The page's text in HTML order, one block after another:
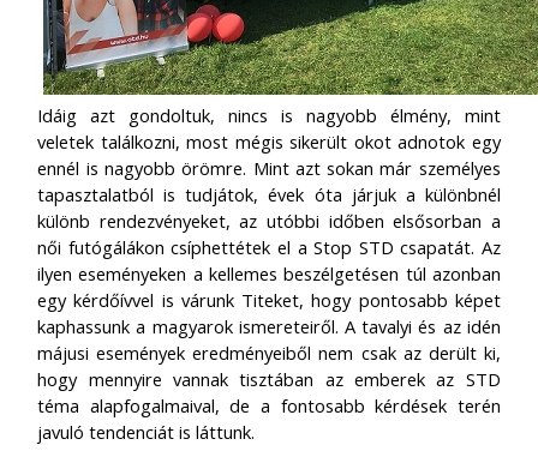
Idáig azt gondoltuk, nincs is nagyobb élmény, mint
veletek találkozni, most mégis sikerült okot adnotok egy
ennél is nagyobb örömre. Mint azt sokan már személyes
tapasztalatból is tudjátok, évek óta járjuk a különbnél
különb rendezvényeket, az utóbbi időben elsősorban a
női futógálákon csíphettétek el a Stop STD csapatát. Az
ilyen eseményeken a kellemes beszélgetésen túl azonban
egy kérdőívvel is várunk Titeket, hogy pontosabb képet
kaphassunk a magyarok ismereteiről. A tavalyi és az idén
májusi események eredményeiből nem csak az derült ki,
hogy mennyire vannak tisztában az emberek az STD
téma alapfogalmaival, de a fontosabb kérdések terén
javuló tendenciát is láttunk.